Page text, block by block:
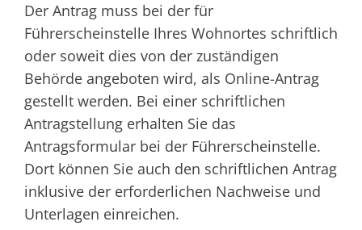
Der Antrag muss bei der für
Führerscheinstelle Ihres Wohnortes schriftlich
oder soweit dies von der zuständigen
Behörde angeboten wird, als Online-Antrag
gestellt werden. Bei einer schriftlichen
Antragstellung erhalten Sie das
Antragsformular bei der Führerscheinstelle.
Dort können Sie auch den schriftlichen Antrag
inklusive der erforderlichen Nachweise und
Unterlagen einreichen.